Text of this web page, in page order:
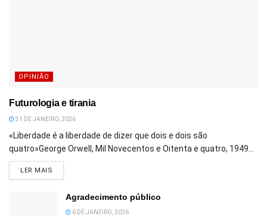
OPINIÃO
Futurologia e tirania
31 DE JANEIRO, 2026
«Liberdade é a liberdade de dizer que dois e dois são
quatro»George Orwell, Mil Novecentos e Oitenta e quatro, 1949...
LER MAIS
Agradecimento público
6 DE JANEIRO, 2026